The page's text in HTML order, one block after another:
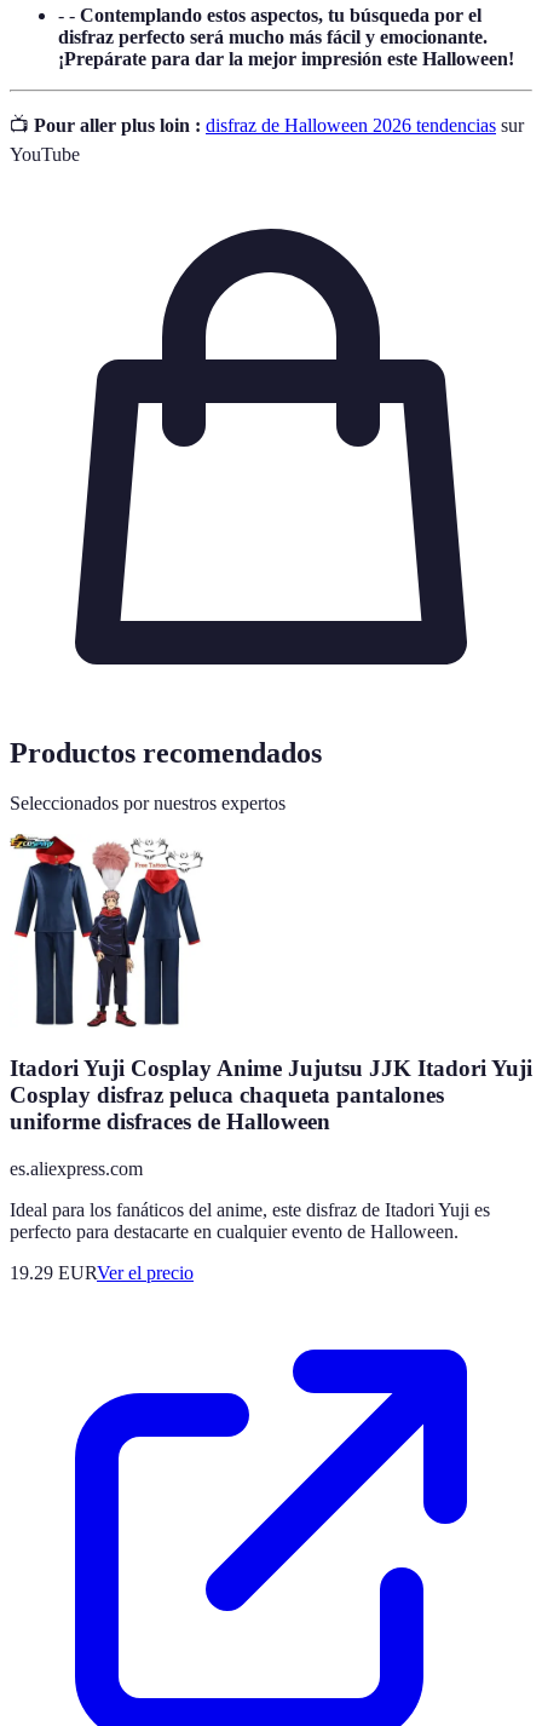
- - Contemplando estos aspectos, tu búsqueda por el
disfraz perfecto será mucho más fácil y emocionante.
¡Prepárate para dar la mejor impresión este Halloween!
📺 Pour aller plus loin : disfraz de Halloween 2026 tendencias sur
YouTube
Productos recomendados
Seleccionados por nuestros expertos
Itadori Yuji Cosplay Anime Jujutsu JJK Itadori Yuji
Cosplay disfraz peluca chaqueta pantalones
uniforme disfraces de Halloween
es.aliexpress.com
Ideal para los fanáticos del anime, este disfraz de Itadori Yuji es
perfecto para destacarte en cualquier evento de Halloween.
19.29 EURVer el precio